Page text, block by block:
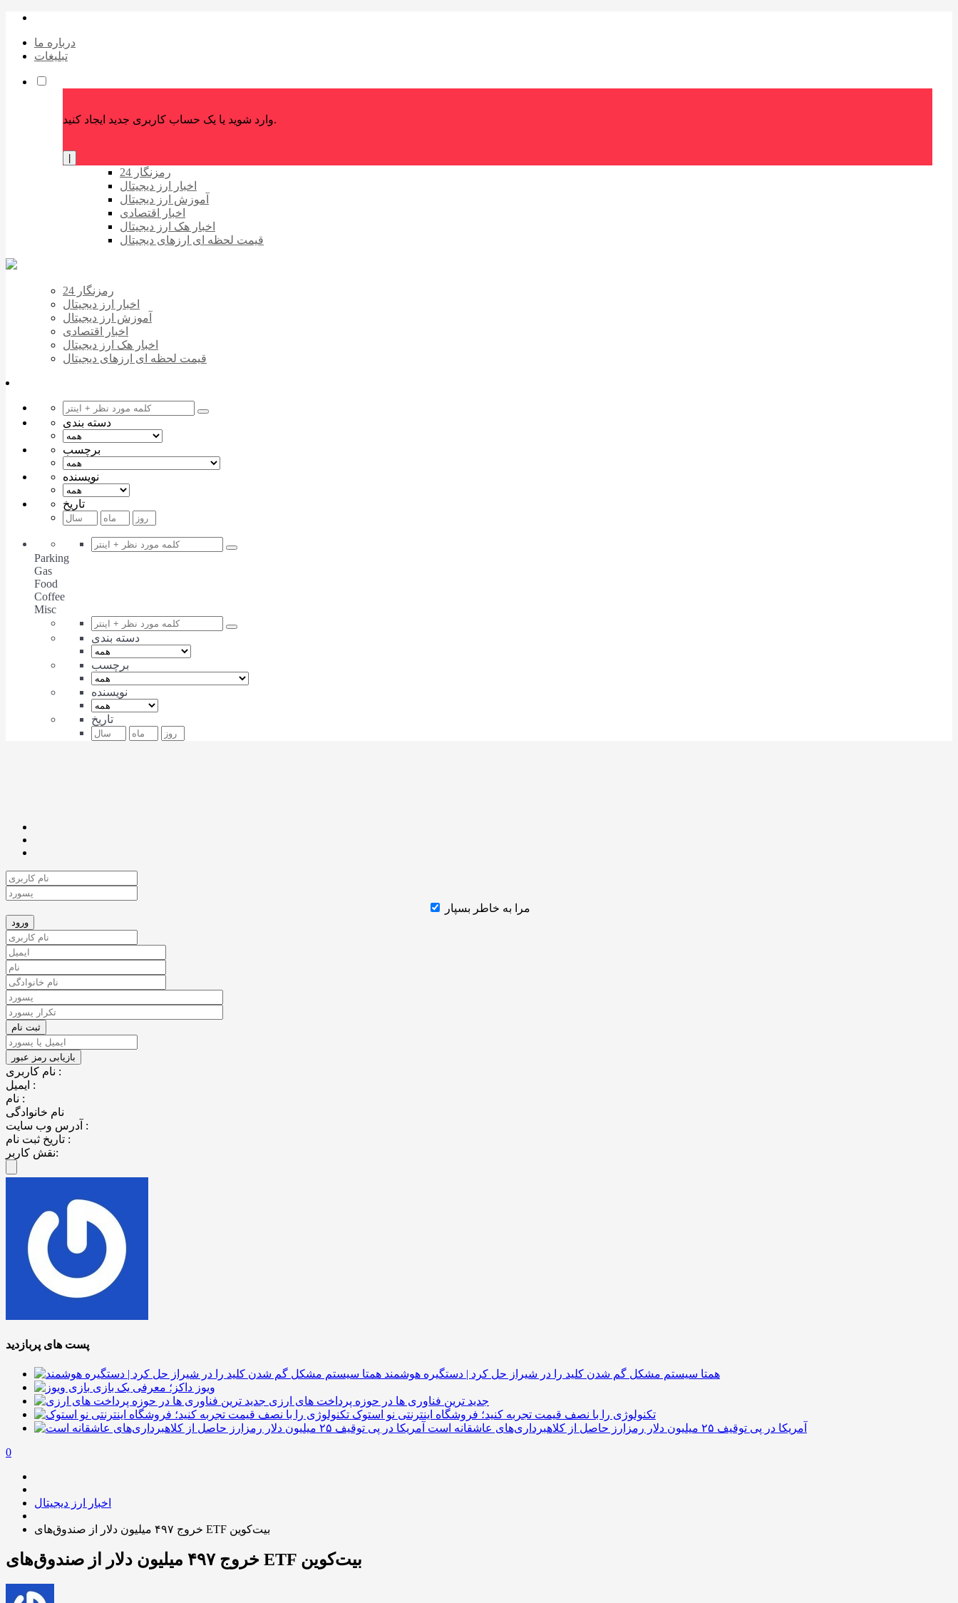
درباره ما
تبلیغات
وارد شوید یا یک حساب کاربری جدید ایجاد کنید.
رمزنگار 24
اخبار ارز دیجیتال
آموزش ارز دیجیتال
اخبار اقتصادی
اخبار هک ارز دیجیتال
قیمت لحظه ای ارزهای دیجیتال
رمزنگار 24
اخبار ارز دیجیتال
آموزش ارز دیجیتال
اخبار اقتصادی
اخبار هک ارز دیجیتال
قیمت لحظه ای ارزهای دیجیتال
دسته بندی
برچسب
نویسنده
تاریخ
Parking
Gas
Food
Coffee
Misc
دسته بندی
برچسب
نویسنده
تاریخ
مرا به خاطر بسپار
نام کاربری :
ایمیل :
نام :
نام خانوادگی
آدرس وب سایت :
تاریخ ثبت نام :
نقش کاربر:
پست های پربازدید
همتا سیستم مشکل گم شدن کلید را در شیراز حل کرد | دستگیره هوشمند
ویوز داکز؛ معرفی یک بازی
جدید ترین فناوری ها در حوزه پرداخت های ارزی
تکنولوژی را با نصف قیمت تجربه کنید؛ فروشگاه اینترنتی نو استوک
آمریکا در پی توقیف ۲۵ میلیون دلار رمزارز حاصل از کلاهبرداری‌های عاشقانه است
0
اخبار ارز دیجیتال
خروج ۴۹۷ میلیون دلار از صندوق‌های ETF بیت‌کوین
خروج ۴۹۷ میلیون دلار از صندوق‌های ETF بیت‌کوین